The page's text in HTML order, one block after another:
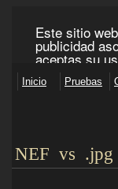
NEF vs .jpg